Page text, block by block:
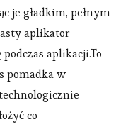
je gładkim, pełnym
aplikator
aplikacji.To
pomadka w
co